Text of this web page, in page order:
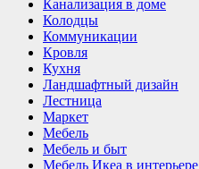
Канализация в доме
Колодцы
Коммуникации
Кровля
Кухня
Ландшафтный дизайн
Лестница
Маркет
Мебель
Мебель и быт
Мебель Икеа в интерьере